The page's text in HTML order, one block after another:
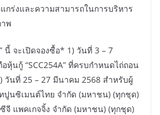
กร่งและความสามารถในการบริหาร
พ
นี้ จะเปิดจองซื้อ* 1) วันที่ 3 – 7
หุ้นกู้ “SCC254A” ที่ครบกำหนดไถ่ถอน
วันที่ 25 – 27 มีนาคม 2568 สำหรับผู้
นซิเมนต์ไทย จำกัด (มหาชน) (ทุกชุด)
จี แพคเกจจิ้ง จำกัด (มหาชน) (ทุกชุด)